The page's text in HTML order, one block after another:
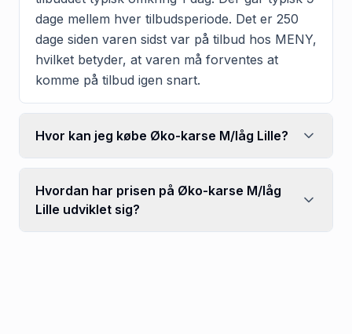
dage mellem hver tilbudsperiode. Det er 250
dage siden varen sidst var på tilbud hos MENY,
hvilket betyder, at varen må forventes at
komme på tilbud igen snart.
Hvor kan jeg købe Øko-karse M/låg Lille?
Hvordan har prisen på Øko-karse M/låg
Lille udviklet sig?